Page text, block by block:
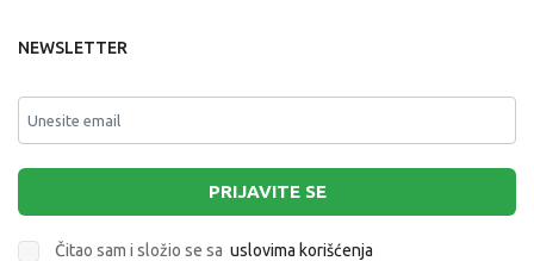
NEWSLETTER
PRIJAVITE SE
Čitao sam i složio se sa uslovima korišćenja